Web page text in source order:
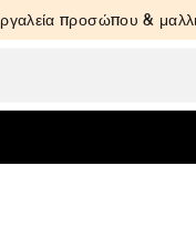
προσώπου &